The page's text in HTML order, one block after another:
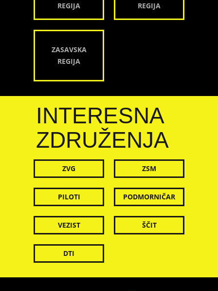
REGIJA
REGIJA
ZASAVSKA
REGIJA
INTERESNA
ZDRUŽENJA
ZVG ZSM
PILOTI PODMORNIČAR
VEZIST ŠČIT
DTI